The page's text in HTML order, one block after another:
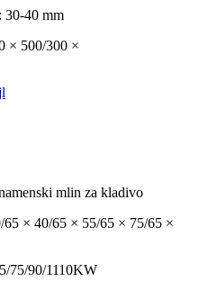
30-40 mm
× 500/300 ×
mlin za kladivo
× 40/65 × 55/65 × 75/65 ×
75/90/1110KW